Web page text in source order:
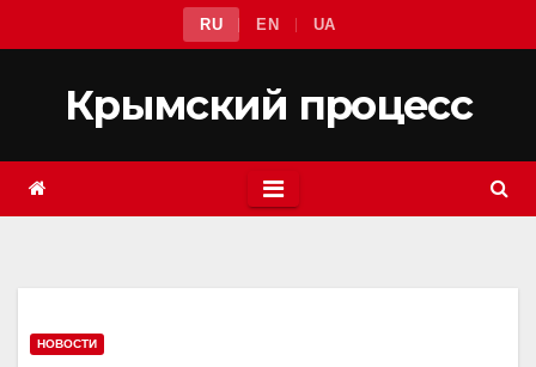
к
содержимому
RU EN UA
Крымский процесс
НОВОСТИ